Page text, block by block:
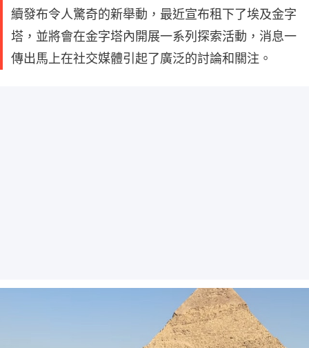
續發布令人驚奇的新舉動，最近宣布租下了埃及金字
塔，並將會在金字塔內開展一系列探索活動，消息一
傳出馬上在社交媒體引起了廣泛的討論和關注。